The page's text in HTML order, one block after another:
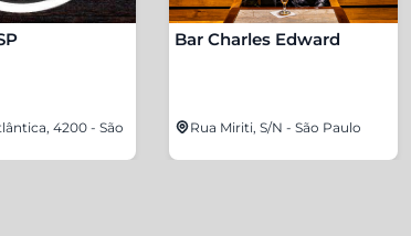
4200 - São
Bar Charles Edward
Rua Miriti, S/N - São Paulo